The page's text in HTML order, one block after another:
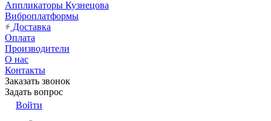
Аппликаторы Кузнецова
Виброплатформы
Доставка
Оплата
Производители
О нас
Контакты
Заказать звонок
Задать вопрос
Войти